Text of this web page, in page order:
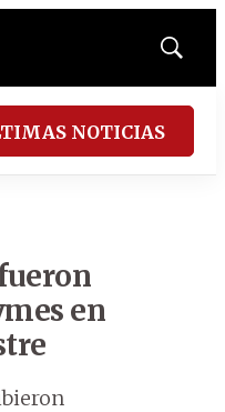
Mostrar
NOTICIAS
en